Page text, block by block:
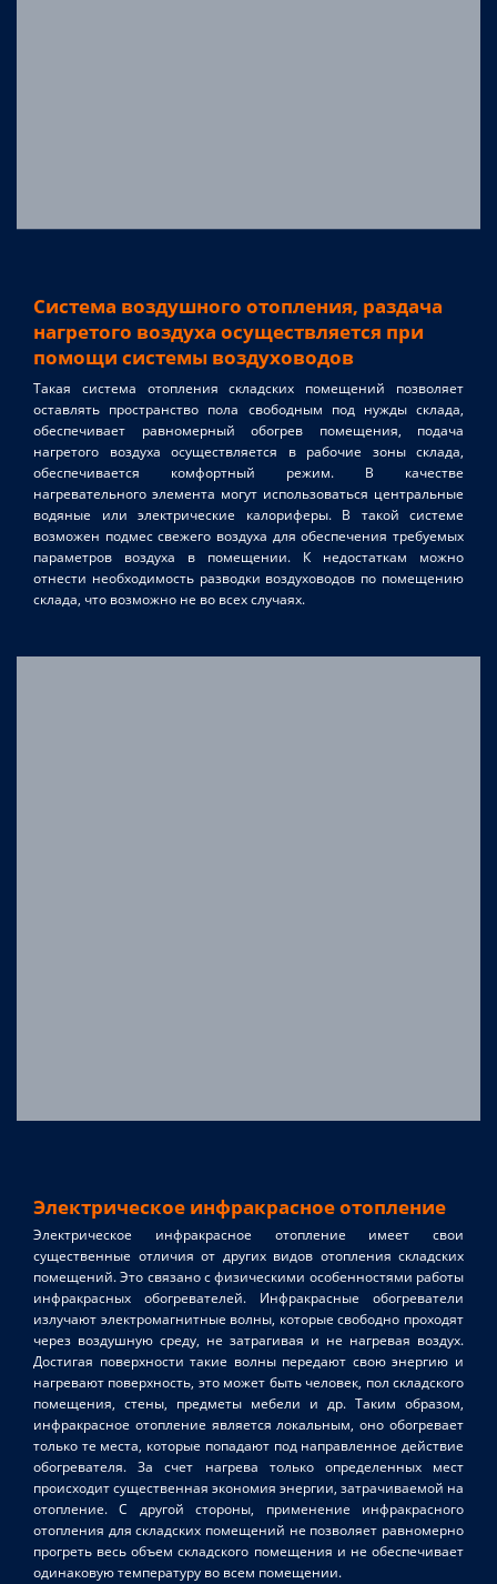
Система воздушного отопления, раздача
нагретого воздуха осуществляется при
помощи системы воздуховодов
Такая система отопления складских помещений позволяет
оставлять пространство пола свободным под нужды склада,
обеспечивает равномерный обогрев помещения, подача
нагретого воздуха осуществляется в рабочие зоны склада,
обеспечивается комфортный режим. В качестве
нагревательного элемента могут использоваться центральные
водяные или электрические калориферы. В такой системе
возможен подмес свежего воздуха для обеспечения требуемых
параметров воздуха в помещении. К недостаткам можно
отнести необходимость разводки воздуховодов по помещению
склада, что возможно не во всех случаях.
Электрическое инфракрасное отопление
Электрическое инфракрасное отопление имеет свои
существенные отличия от других видов отопления складских
помещений. Это связано с физическими особенностями работы
инфракрасных обогревателей. Инфракрасные обогреватели
излучают электромагнитные волны, которые свободно проходят
через воздушную среду, не затрагивая и не нагревая воздух.
Достигая поверхности такие волны передают свою энергию и
нагревают поверхность, это может быть человек, пол складского
помещения, стены, предметы мебели и др. Таким образом,
инфракрасное отопление является локальным, оно обогревает
только те места, которые попадают под направленное действие
обогревателя. За счет нагрева только определенных мест
происходит существенная экономия энергии, затрачиваемой на
отопление. С другой стороны, применение инфракрасного
отопления для складских помещений не позволяет равномерно
прогреть весь объем складского помещения и не обеспечивает
одинаковую температуру во всем помещении.